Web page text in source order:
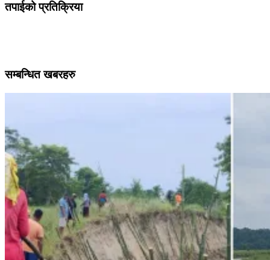
तपाईको प्रतिक्रिया
सम्बन्धित खबरहरु